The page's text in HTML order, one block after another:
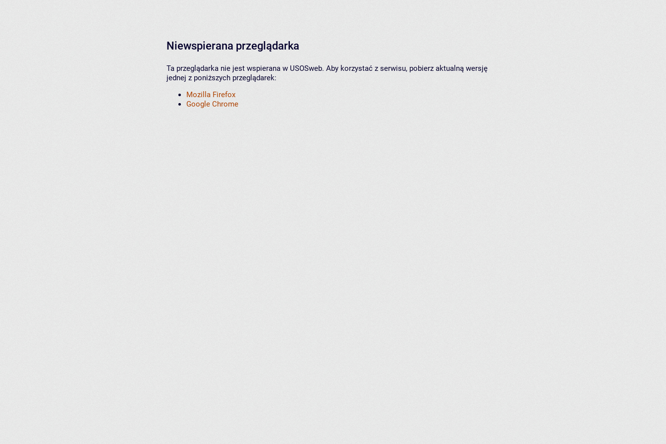
Niewspierana przeglądarka
Ta przeglądarka nie jest wspierana w USOSweb. Aby korzystać z serwisu, pobierz aktualną wersję
jednej z poniższych przeglądarek:
Mozilla Firefox
Google Chrome